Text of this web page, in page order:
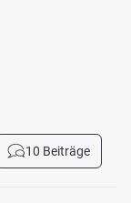
10 Beiträge